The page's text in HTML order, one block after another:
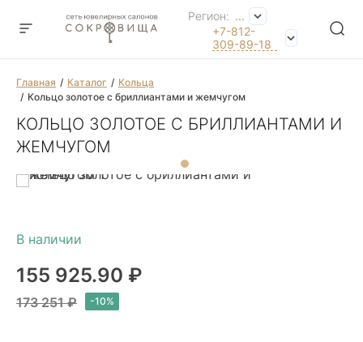
Регион: ...
+7-812-
309-89-18
Главная Каталог
Кольца
Кольцо золотое с бриллиантами и жемчугом
КОЛЬЦО ЗОЛОТОЕ С БРИЛЛИАНТАМИ И
ЖЕМЧУГОМ
155 925.90 ₽
173 251 ₽